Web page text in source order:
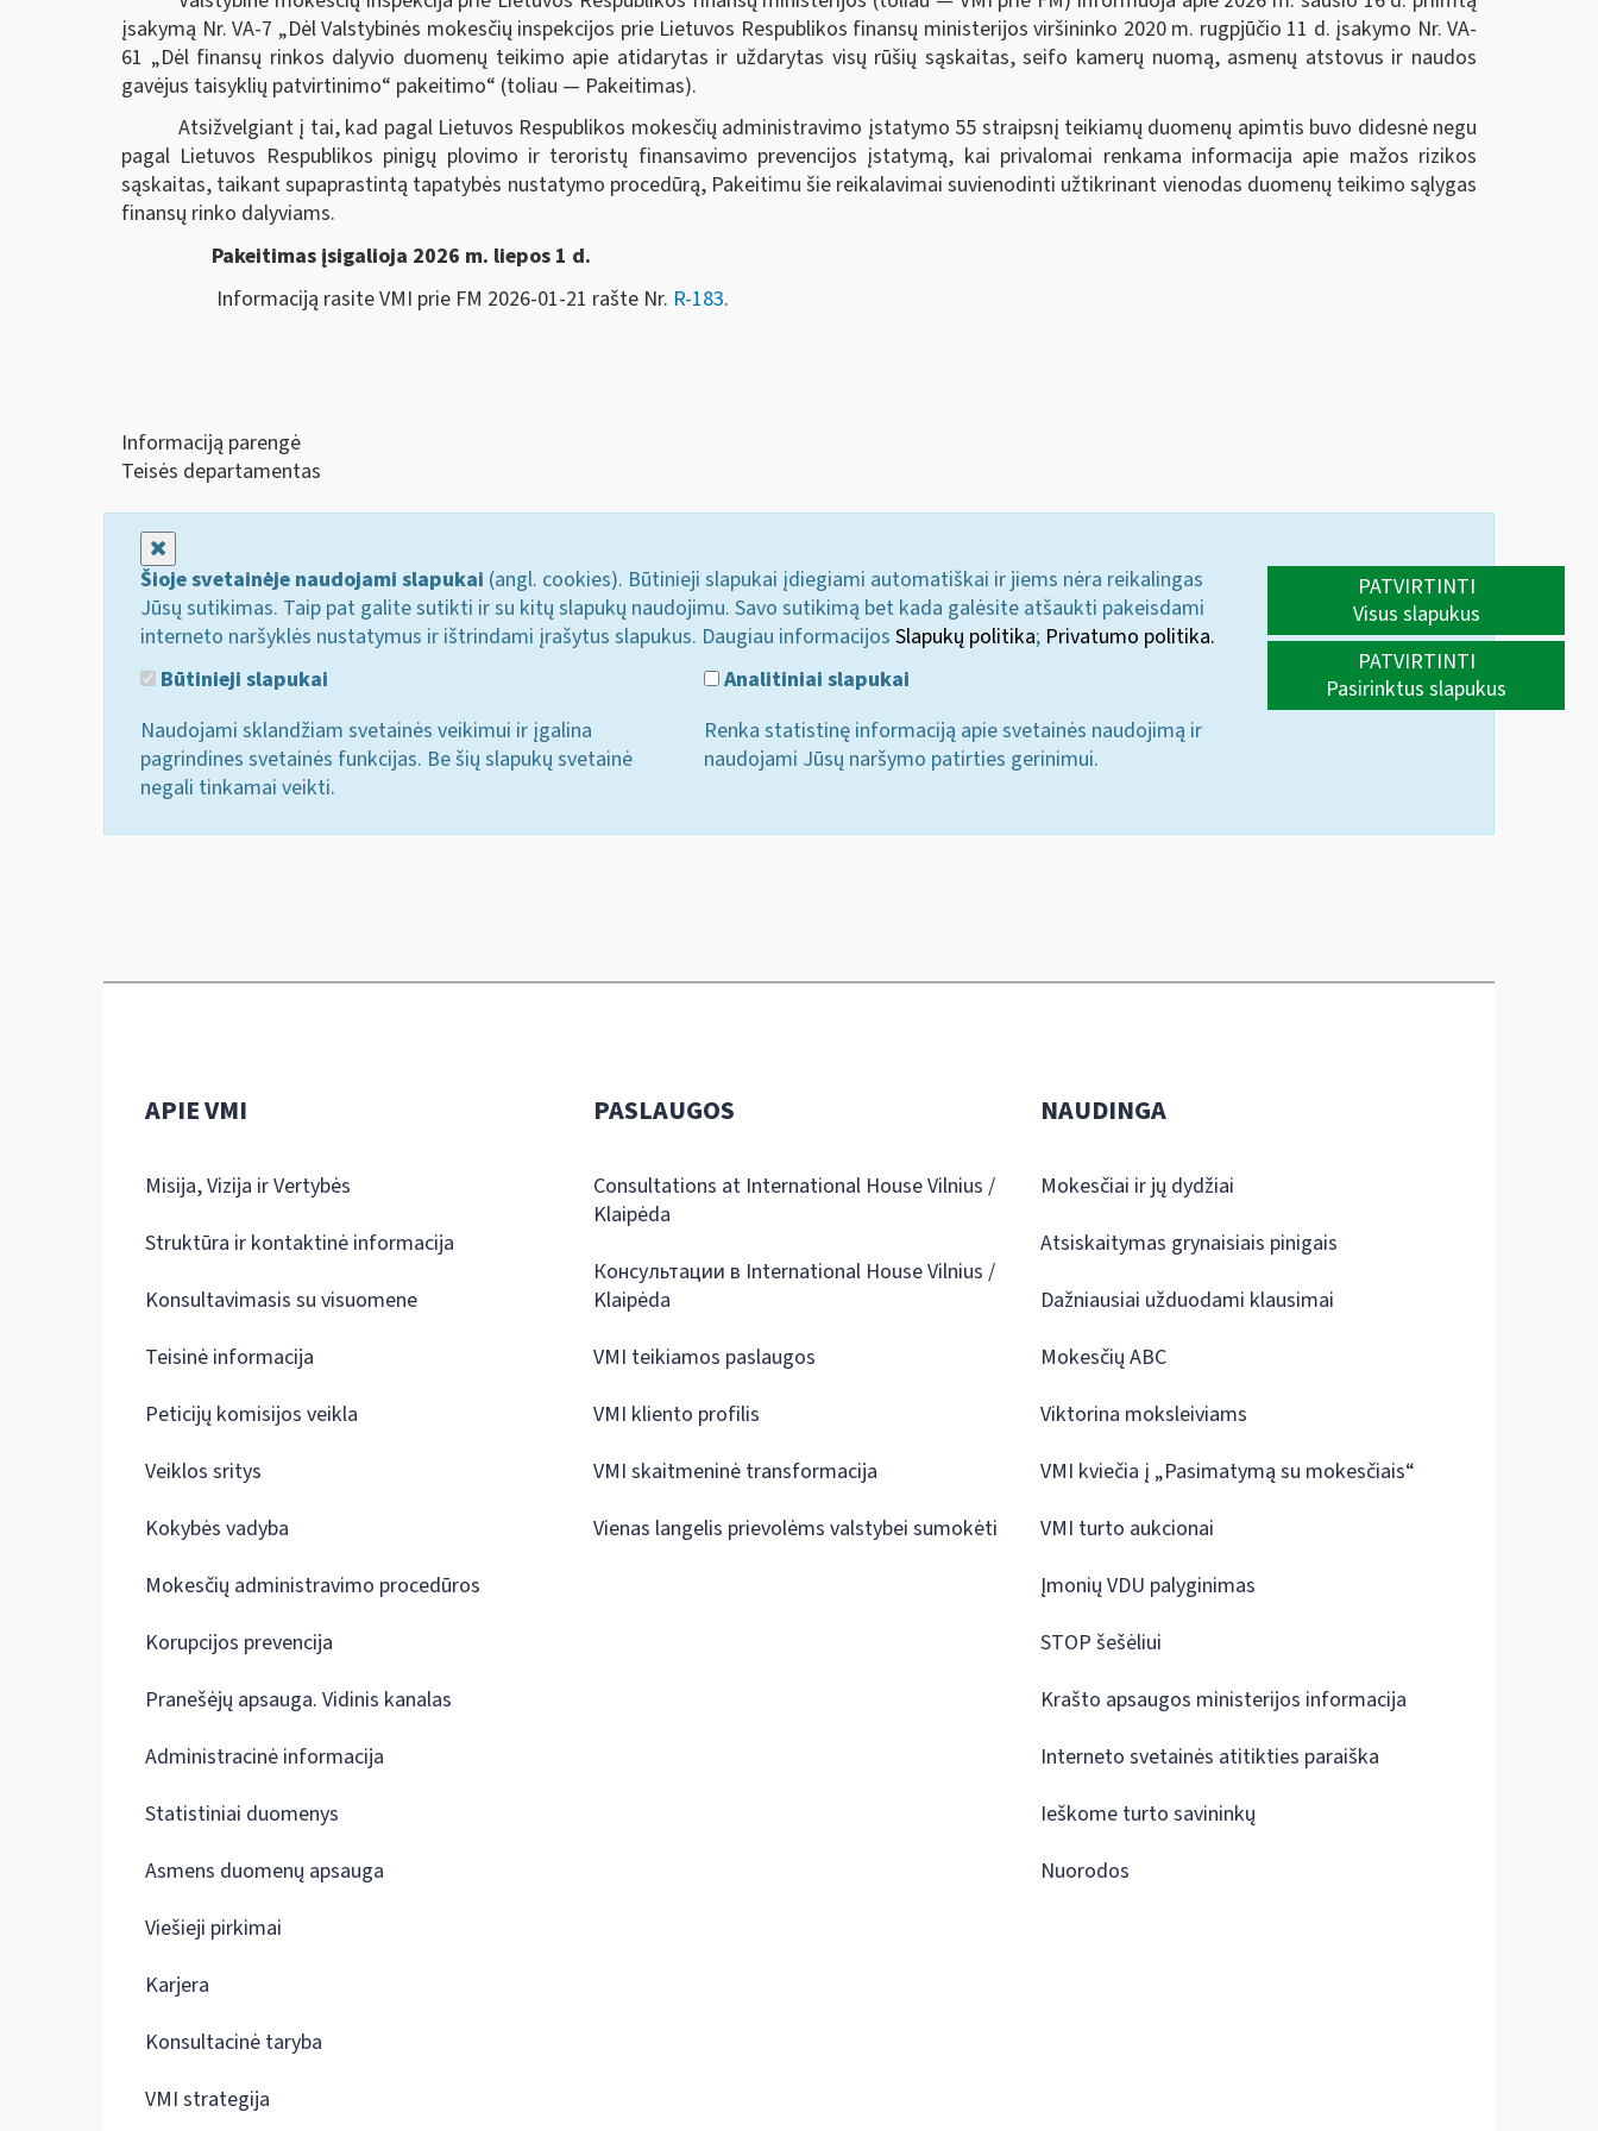
įsakymą Nr. VA-7 „Dėl Valstybinės mokesčių inspekcijos prie Lietuvos Respublikos finansų ministerijos viršininko 2020 m. rugpjūčio 11 d. įsakymo Nr. VA-
61 „Dėl finansų rinkos dalyvio duomenų teikimo apie atidarytas ir uždarytas visų rūšių sąskaitas, seifo kamerų nuomą, asmenų atstovus ir naudos
gavėjus taisyklių patvirtinimo“ pakeitimo“ (toliau — Pakeitimas).
Atsižvelgiant į tai, kad pagal Lietuvos Respublikos mokesčių administravimo įstatymo 55 straipsnį teikiamų duomenų apimtis buvo didesnė negu
pagal Lietuvos Respublikos pinigų plovimo ir teroristų finansavimo prevencijos įstatymą, kai privalomai renkama informacija apie mažos rizikos
sąskaitas, taikant supaprastintą tapatybės nustatymo procedūrą, Pakeitimu šie reikalavimai suvienodinti užtikrinant vienodas duomenų teikimo sąlygas
finansų rinko dalyviams.
Pakeitimas įsigalioja 2026 m. liepos 1 d.
Informaciją rasite VMI prie FM 2026-01-21 rašte Nr. R-183.
Informaciją parengė
Teisės departamentas
Šioje svetainėje naudojami slapukai (angl. cookies). Būtinieji slapukai įdiegiami automatiškai ir jiems nėra reikalingas
Jūsų sutikimas. Taip pat galite sutikti ir su kitų slapukų naudojimu. Savo sutikimą bet kada galėsite atšaukti pakeisdami
interneto naršyklės nustatymus ir ištrindami įrašytus slapukus. Daugiau informacijos Slapukų politika; Privatumo politika.
Būtinieji slapukai
Naudojami sklandžiam svetainės veikimui ir įgalina
pagrindines svetainės funkcijas. Be šių slapukų svetainė
negali tinkamai veikti.
Analitiniai slapukai
Renka statistinę informaciją apie svetainės naudojimą ir
naudojami Jūsų naršymo patirties gerinimui.
PATVIRTINTI
Visus slapukus
PATVIRTINTI
Pasirinktus slapukus
APIE VMI
Misija, Vizija ir Vertybės
Struktūra ir kontaktinė informacija
Konsultavimasis su visuomene
Teisinė informacija
Peticijų komisijos veikla
Veiklos sritys
Kokybės vadyba
Mokesčių administravimo procedūros
Korupcijos prevencija
Pranešėjų apsauga. Vidinis kanalas
Administracinė informacija
Statistiniai duomenys
Asmens duomenų apsauga
Viešieji pirkimai
Karjera
Konsultacinė taryba
VMI strategija
PASLAUGOS
Consultations at International House Vilnius /
Klaipėda
Консультации в International House Vilnius /
Klaipėda
VMI teikiamos paslaugos
VMI kliento profilis
VMI skaitmeninė transformacija
Vienas langelis prievolėms valstybei sumokėti
NAUDINGA
Mokesčiai ir jų dydžiai
Atsiskaitymas grynaisiais pinigais
Dažniausiai užduodami klausimai
Mokesčių ABC
Viktorina moksleiviams
VMI kviečia į „Pasimatymą su mokesčiais“
VMI turto aukcionai
Įmonių VDU palyginimas
STOP šešėliui
Krašto apsaugos ministerijos informacija
Interneto svetainės atitikties paraiška
Ieškome turto savininkų
Nuorodos